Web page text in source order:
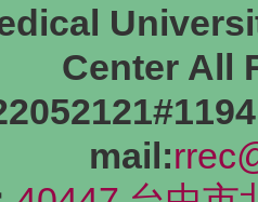
Center All
mail: